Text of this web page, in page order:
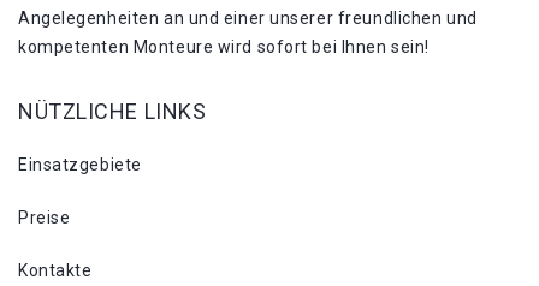
Angelegenheiten an und einer unserer freundlichen und
kompetenten Monteure wird sofort bei Ihnen sein!
NÜTZLICHE LINKS
Einsatzgebiete
Preise
Kontakte